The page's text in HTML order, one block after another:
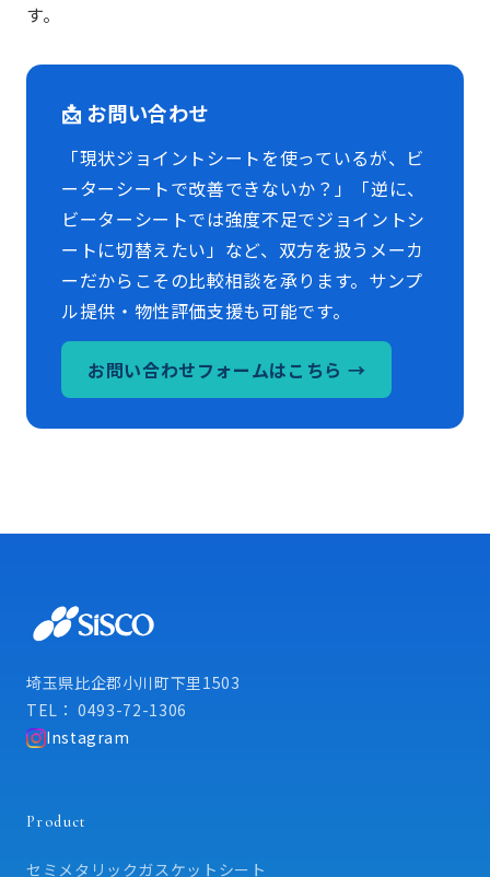
す。
📩 お問い合わせ
「現状ジョイントシートを使っているが、ビ
ーターシートで改善できないか？」「逆に、
ビーターシートでは強度不足でジョイントシ
ートに切替えたい」など、双方を扱うメーカ
ーだからこその比較相談を承ります。サンプ
ル提供・物性評価支援も可能です。
お問い合わせフォームはこちら →
埼玉県比企郡小川町下里1503
TEL： 0493-72-1306
Instagram
Product
セミメタリックガスケットシート